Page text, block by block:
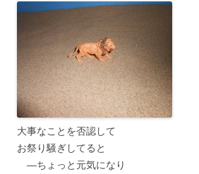
大事なことを否認して
お祭り騒ぎしてると
―ちょっと元気になり